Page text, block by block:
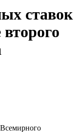
ставок